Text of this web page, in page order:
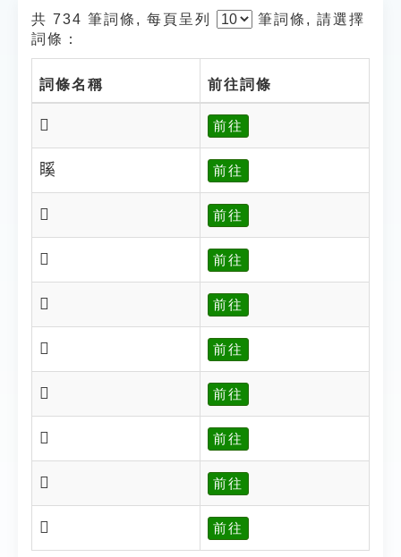
共 734 筆詞條, 每頁呈列 筆詞條, 請選擇
詞條：
詞條名稱 前往詞條
𥉏 前往
𥉐 前往
𥉑 前往
𥉒 前往
𥉓 前往
𥉔 前往
𥉕 前往
𥉖 前往
𥉘 前往
𥉙 前往